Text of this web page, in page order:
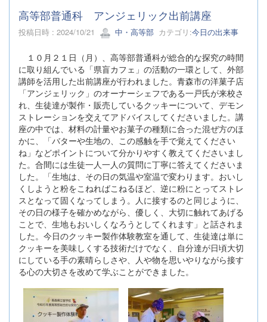
高等部普通科 アンジェリック出前講座
投稿日時 : 2024/10/21 中・高等部 カテゴリ:今日の出来事
１０月２１日（月）、高等部普通科が総合的な探究の時間
に取り組んでいる「県盲カフェ」の活動の一環として、外部
講師を活用した出前講座が行われました。青森市の洋菓子店
「アンジェリック」のオーナーシェフである一戸氏が来校さ
れ、生徒達が製作・販売しているクッキーについて、デモン
ストレーションを交えてアドバイスしてくださいました。講
座の中では、材料の計量やお菓子の種類に合った混ぜ方のほ
かに、「バターや生地の、この感触を手で覚えてください
ね」などポイントについて分かりやすく教えてくださいまし
た。合間には生徒一人一人の質問に丁寧に答えてくださいま
した。「生地は、その日の気温や室温で変わります。おいし
くしようと粉をこねればこねるほど、逆に粉にとってストレ
スとなって固くなってしまう。人に接するのと同じように、
その日の様子を確かめながら、優しく、大切に触れてあげる
ことで、生地もおいしくなろうとしてくれます」と話されま
した。今日のクッキー製作体験教室を通して、生徒達は単に
クッキーを美味しくする技術だけでなく、自分達が日頃大切
にしている手の素晴らしさや、人や物を思いやりながら接す
る心の大切さを改めて学ぶことができました。